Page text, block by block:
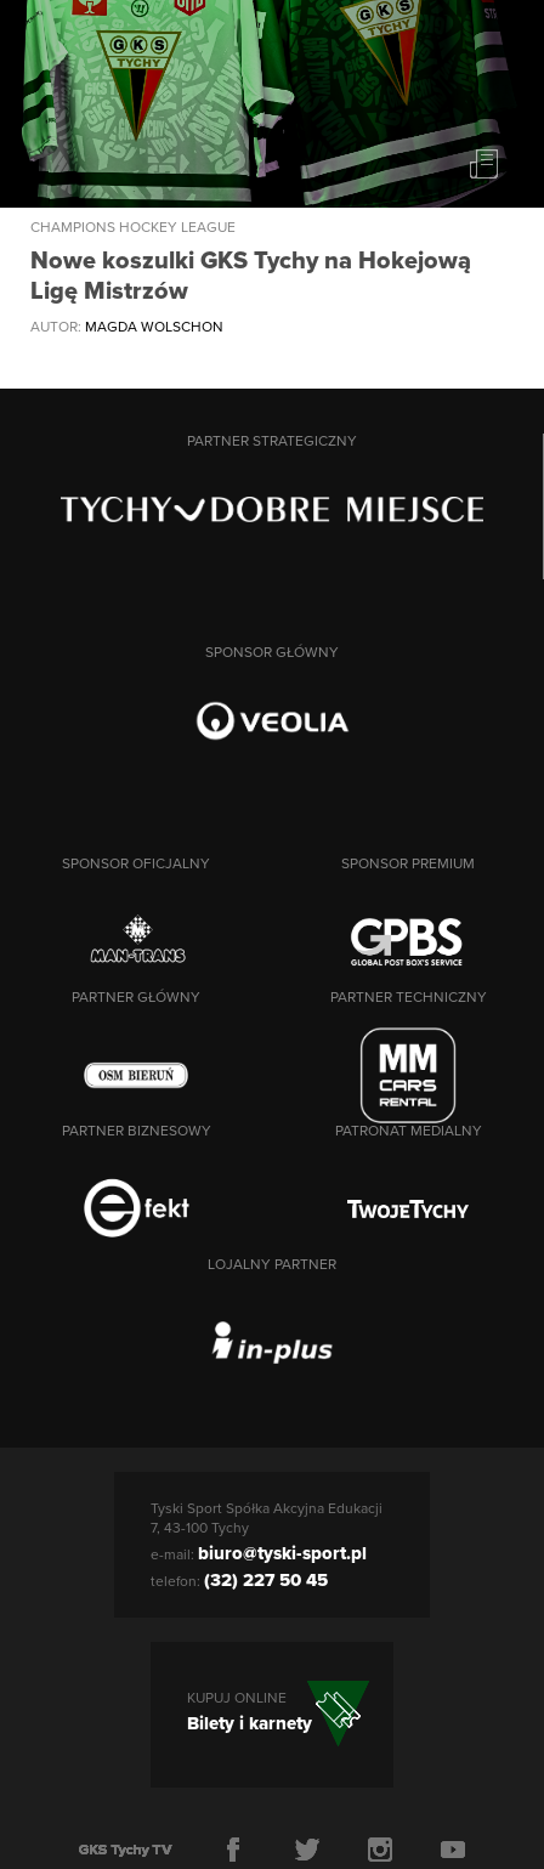
CHAMPIONS HOCKEY LEAGUE
Nowe koszulki GKS Tychy na Hokejową
Ligę Mistrzów
AUTOR: MAGDA WOLSCHON
PARTNER STRATEGICZNY
SPONSOR GŁÓWNY
SPONSOR OFICJALNY SPONSOR PREMIUM
PARTNER GŁÓWNY PARTNER TECHNICZNY
PARTNER BIZNESOWY PATRONAT MEDIALNY
LOJALNY PARTNER
Tyski Sport Spółka Akcyjna Edukacji
7, 43-100 Tychy
e-mail: biuro@tyski-sport.pl
telefon: (32) 227 50 45
KUPUJ ONLINE
Bilety i karnety